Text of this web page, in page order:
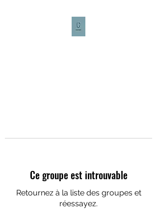
Ce groupe est introuvable
Retournez à la liste des groupes et
réessayez.